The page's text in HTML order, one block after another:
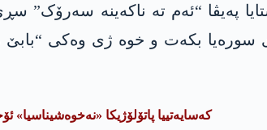
پەیڤا “ئەم تە ناکەینە
بکەت و خوە ژی وەکی “بابێ
کەسایەتییا پاتۆلۆژیکا «نەخوەشیناسیا»